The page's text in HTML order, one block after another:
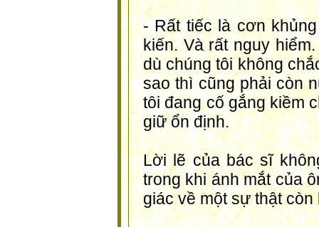
- Rất tiếc là cơn
kiến. Và rất nguy
dù chúng tôi không
sao thì cũng phải còn
tôi đang cố gắng kiềm
giữ ổn định.
Lời lẽ của bác sĩ
trong khi ánh mắt của
giác về một sự thật còn